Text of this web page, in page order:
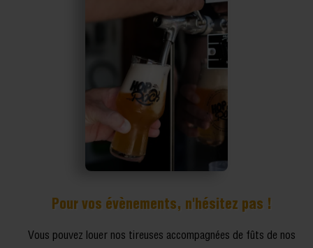
Pour vos évènements, n'hésitez pas !
Vous pouvez louer nos tireuses accompagnées de fûts de nos